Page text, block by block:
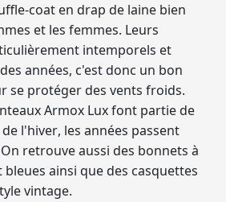
coat en drap de laine bien
et les femmes. Leurs
intemporels et
années, c'est donc un bon
se protéger des vents froids.
Armox Lux font partie de
l'hiver, les années passent
retrouve aussi des bonnets à
ainsi que des casquettes
vintage.